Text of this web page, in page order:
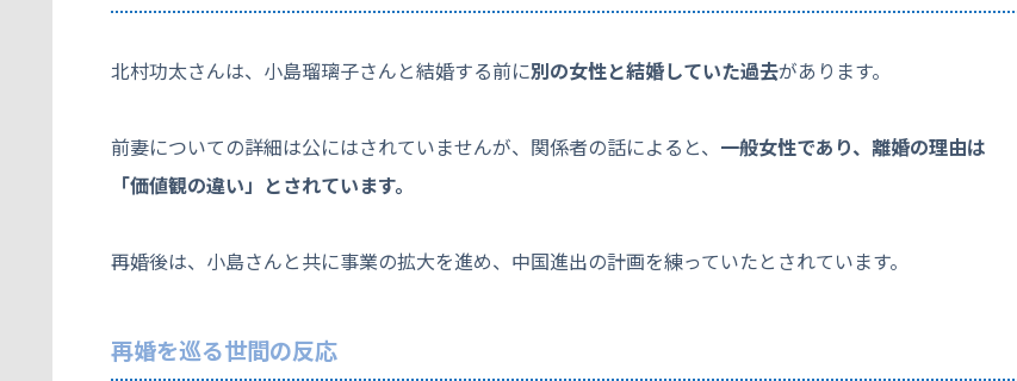
北村功太さんは、小島瑠璃子さんと結婚する前に別の女性と結婚していた過去があります。
前妻についての詳細は公にはされていませんが、関係者の話によると、 一般女性であり、離婚の理由は
「価値観の違い」とされています。
再婚後は、小島さんと共に事業の拡大を進め、中国進出の計画を練っていたとされています。
再婚を巡る世間の反応